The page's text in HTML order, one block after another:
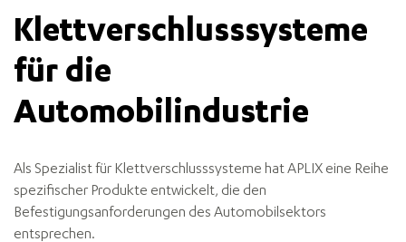
Klettverschlusssysteme
für die
Automobilindustrie
Als Spezialist für Klettverschlusssysteme hat APLIX eine Reihe
spezifischer Produkte entwickelt, die den
Befestigungsanforderungen des Automobilsektors
entsprechen.